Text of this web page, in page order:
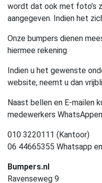
wordt dat ook met foto’s
aangegeven. Indien het
Onze bumpers dienen
hiermee rekening
Indien u het gewenste
website, neemt u dan
Naast bellen en E-mailen
medewerkers
010 3220111 (Kantoor)
06 44665355 Whatsapp
Bumpers.nl
Ravenseweg 9